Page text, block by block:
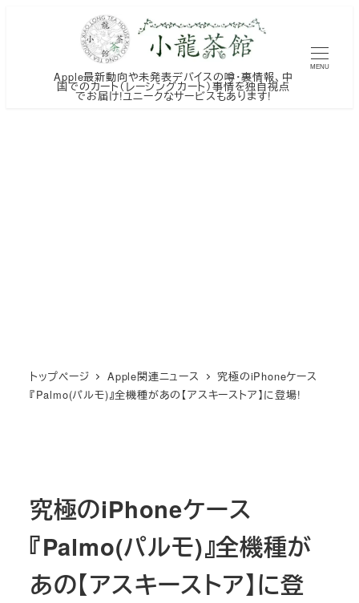
Apple最新動向や未発表デバイスの噂・裏情報、中
国でのカート（レーシングカート）事情を独自視点
でお届け!ユニークなサービスもあります!
MENU
トップページ Apple関連ニュース
究極のiPhoneケース
『Palmo(パルモ)』全機種があの【アスキーストア】に登場!
究極のiPhoneケース
『Palmo(パルモ)』全機種が
あの【アスキーストア】に登